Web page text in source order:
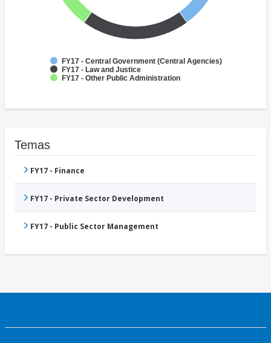
FY17 - Central Government (Central Agencies)
FY17 - Law and Justice
FY17 - Other Public Administration
Temas
FY17 - Finance
FY17 - Private Sector Development
FY17 - Public Sector Management